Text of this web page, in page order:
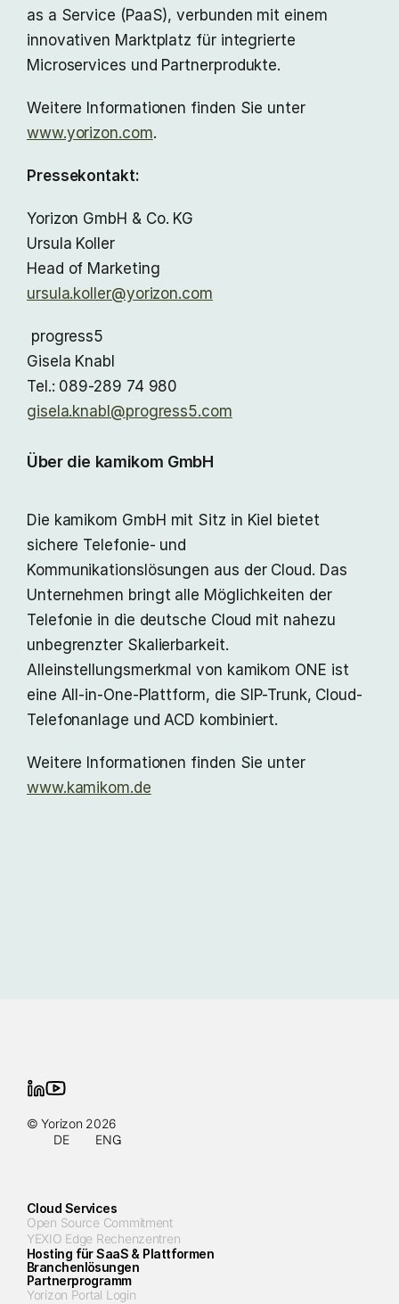
as a Service (PaaS), verbunden mit einem
innovativen Marktplatz für integrierte
Microservices und Partnerprodukte.
Weitere Informationen finden Sie unter
www.yorizon.com.
Pressekontakt:
Yorizon GmbH & Co. KG
Ursula Koller
Head of Marketing
ursula.koller@yorizon.com
progress5
Gisela Knabl
Tel.: 089-289 74 980
gisela.knabl@progress5.com
Über die kamikom GmbH
Die kamikom GmbH mit Sitz in Kiel bietet
sichere Telefonie- und
Kommunikationslösungen aus der Cloud. Das
Unternehmen bringt alle Möglichkeiten der
Telefonie in die deutsche Cloud mit nahezu
unbegrenzter Skalierbarkeit.
Alleinstellungsmerkmal von kamikom ONE ist
eine All-in-One-Plattform, die SIP-Trunk, Cloud-
Telefonanlage und ACD kombiniert.
Weitere Informationen finden Sie unter
www.kamikom.de
© Yorizon 2026
DE
ENG
Cloud Services
Open Source Commitment
YEXIO Edge Rechenzentren
Hosting für SaaS & Plattformen
Branchenlösungen
Partnerprogramm
Yorizon Portal Login